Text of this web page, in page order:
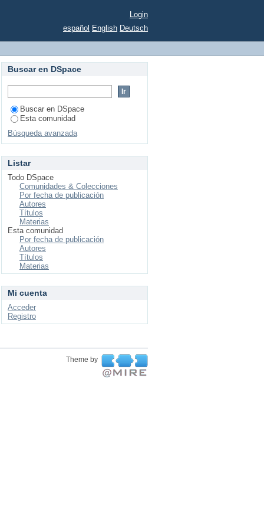
Login
español English Deutsch
Buscar en DSpace
Buscar en DSpace
Esta comunidad
Búsqueda avanzada
Listar
Todo DSpace
Comunidades & Colecciones
Por fecha de publicación
Autores
Títulos
Materias
Esta comunidad
Por fecha de publicación
Autores
Títulos
Materias
Mi cuenta
Acceder
Registro
Theme by